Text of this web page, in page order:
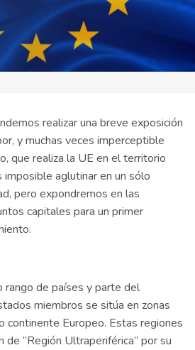
realizar una breve exposición
y muchas veces imperceptible
que realiza la UE en el territorio
imposible aglutinar en un sólo
pero expondremos en las
capitales para un primer
rango de países y parte del
miembros se sitúa en zonas
continente Europeo. Estas regiones
de “Región Ultraperiférica” por su